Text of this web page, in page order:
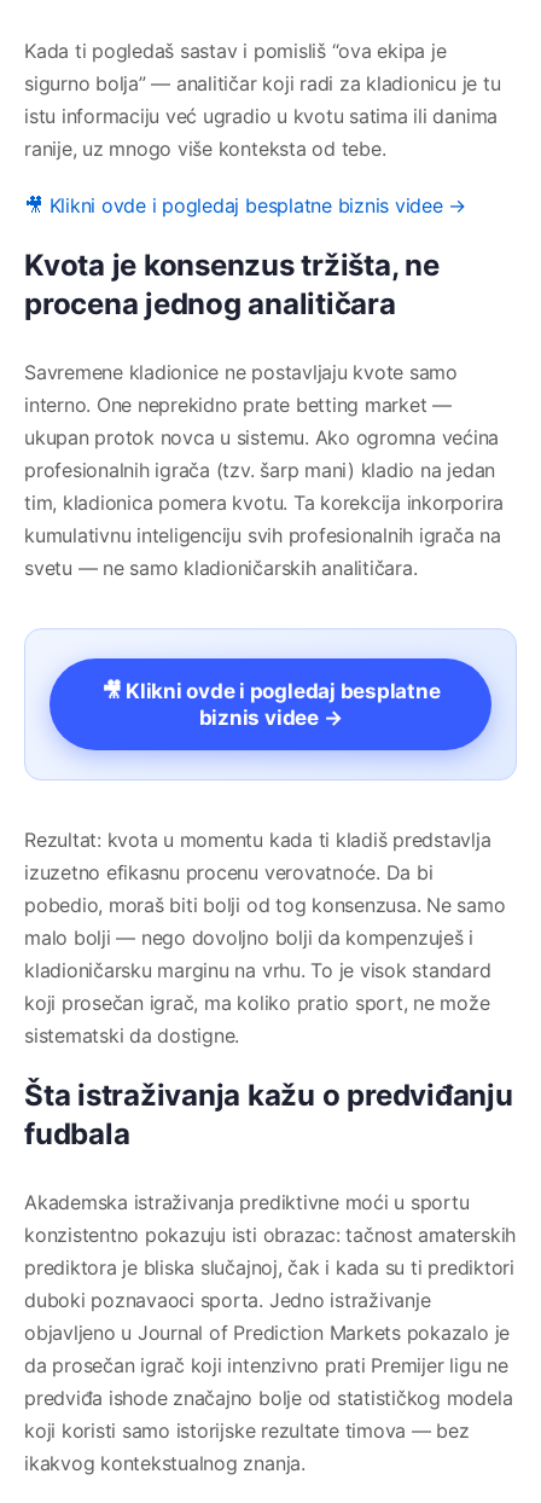
Kada ti pogledaš sastav i pomisliš “ova ekipa je
sigurno bolja” — analitičar koji radi za kladionicu je tu
istu informaciju već ugradio u kvotu satima ili danima
ranije, uz mnogo više konteksta od tebe.
🎥 Klikni ovde i pogledaj besplatne biznis videe →
Kvota je konsenzus tržišta, ne
procena jednog analitičara
Savremene kladionice ne postavljaju kvote samo
interno. One neprekidno prate betting market —
ukupan protok novca u sistemu. Ako ogromna većina
profesionalnih igrača (tzv. šarp mani) kladio na jedan
tim, kladionica pomera kvotu. Ta korekcija inkorporira
kumulativnu inteligenciju svih profesionalnih igrača na
svetu — ne samo kladioničarskih analitičara.
🎥 Klikni ovde i pogledaj besplatne
biznis videe →
Rezultat: kvota u momentu kada ti kladiš predstavlja
izuzetno efikasnu procenu verovatnoće. Da bi
pobedio, moraš biti bolji od tog konsenzusa. Ne samo
malo bolji — nego dovoljno bolji da kompenzuješ i
kladioničarsku marginu na vrhu. To je visok standard
koji prosečan igrač, ma koliko pratio sport, ne može
sistematski da dostigne.
Šta istraživanja kažu o predviđanju
fudbala
Akademska istraživanja prediktivne moći u sportu
konzistentno pokazuju isti obrazac: tačnost amaterskih
prediktora je bliska slučajnoj, čak i kada su ti prediktori
duboki poznavaoci sporta. Jedno istraživanje
objavljeno u Journal of Prediction Markets pokazalo je
da prosečan igrač koji intenzivno prati Premijer ligu ne
predviđa ishode značajno bolje od statističkog modela
koji koristi samo istorijske rezultate timova — bez
ikakvog kontekstualnog znanja.